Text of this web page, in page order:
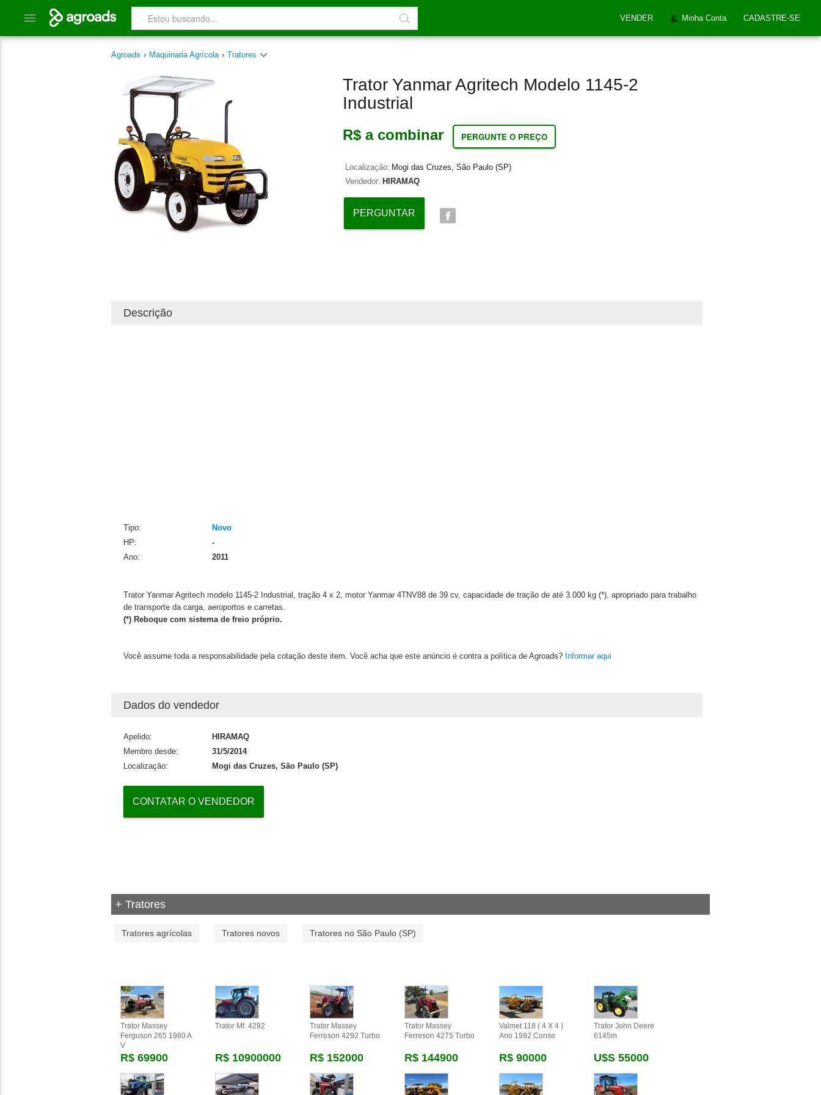
VENDER Minha Conta CADASTRE-SE
Agroads › Maquinaria Agrícola › Tratores
Trator Yanmar Agritech Modelo 1145-2
Industrial
R$ a combinar PERGUNTE O PREÇO
Localização: Mogi das Cruzes, São Paulo (SP)
Vendedor: HIRAMAQ
PERGUNTAR
Descrição
Tipo:
Novo
HP:
-
Ano:
2011
Trator Yanmar Agritech modelo 1145-2 Industrial, tração 4 x 2, motor Yanmar 4TNV88 de 39 cv, capacidade de tração de até 3.000 kg (*), apropriado para trabalho
de transporte da carga, aeroportos e carretas.
(*) Reboque com sistema de freio próprio.
Você assume toda a responsabilidade pela cotação deste item. Você acha que este anúncio é contra a política de Agroads? Informar aqui
Dados do vendedor
Apelido:
HIRAMAQ
Membro desde:
31/5/2014
Localização:
Mogi das Cruzes, São Paulo (SP)
CONTATAR O VENDEDOR
+ Tratores
Tratores agrícolas Tratores novos Tratores no São Paulo (SP)
Trator Massey
Ferguson 265 1980 A
V
R$ 69900
Trator Mf. 4292
R$ 10900000
Trator Massey
Ferreson 4292 Turbo
R$ 152000
Trator Massey
Ferreson 4275 Turbo
R$ 144900
Valmet 118 ( 4 X 4 )
Ano 1992 Conse
R$ 90000
Trator John Deere
6145m
U$s 55000